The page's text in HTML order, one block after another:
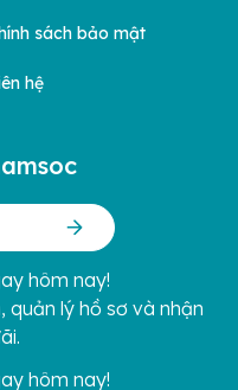
sách bảo mật
hệ
hôm nay!
quản lý hồ sơ và nhận
hôm nay!